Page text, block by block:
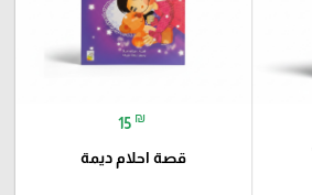
15 ₪
قصة احلام ديمة